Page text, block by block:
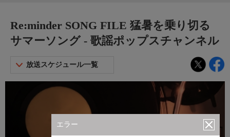
エラー
Re:minder SONG FILE 猛暑を乗り切る
サマーソング - 歌謡ポップスチャンネル
放送スケジュール一覧